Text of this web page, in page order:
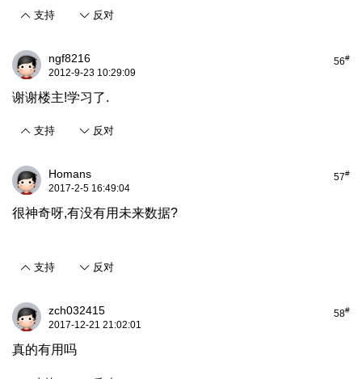
支持 反对
56#
ngf8216
2012-9-23 10:29:09
谢谢楼主!学习了.
支持 反对
57#
Homans
2017-2-5 16:49:04
很神奇呀,有没有用未来数据?
支持 反对
58#
zch032415
2017-12-21 21:02:01
真的有用吗